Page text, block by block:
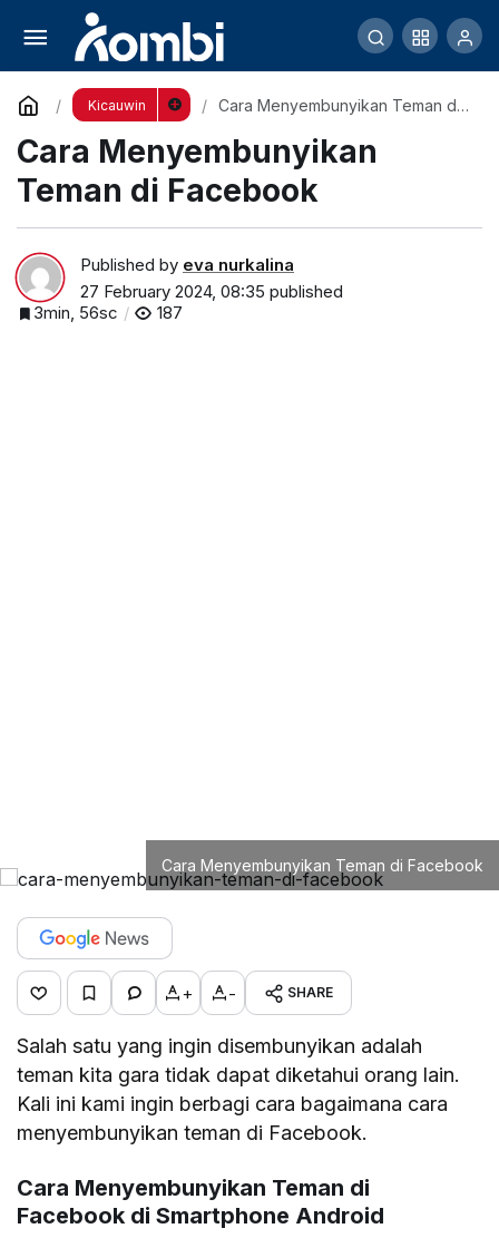
Kicauwin
Cara Menyembunyikan Teman di
Cara Menyembunyikan
Teman di Facebook
Published by eva nurkalina
27 February 2024, 08:35 published
3min, 56sc
187
Cara Menyembunyikan Teman di Facebook
+ - SHARE
Salah satu yang ingin disembunyikan adalah
teman kita gara tidak dapat diketahui orang lain.
Kali ini kami ingin berbagi cara bagaimana cara
menyembunyikan teman di Facebook.
Cara Menyembunyikan Teman di
Facebook di Smartphone Android
Cara Menyembunyikan Teman di Facebook
Comment